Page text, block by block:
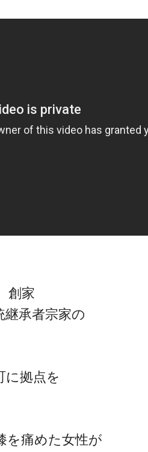
創家
継承者宗家の
に拠点を
を痛めた女性が